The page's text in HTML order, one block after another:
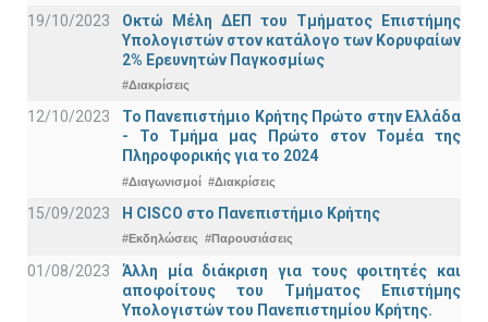
19/10/2023
Οκτώ Μέλη ΔΕΠ του Τμήματος Επιστήμης
Υπολογιστών στον κατάλογο των Κορυφαίων
2% Ερευνητών Παγκοσμίως
#Διακρίσεις
12/10/2023
Το Πανεπιστήμιο Κρήτης Πρώτο στην Ελλάδα
- Το Τμήμα μας Πρώτο στον Τομέα της
Πληροφορικής για το 2024
#Διαγωνισμοί #Διακρίσεις
15/09/2023 Η CISCO στο Πανεπιστήμιο Κρήτης
#Εκδηλώσεις #Παρουσιάσεις
01/08/2023
Άλλη μία διάκριση για τους φοιτητές και
αποφοίτους του Τμήματος Επιστήμης
Υπολογιστών του Πανεπιστημίου Κρήτης.